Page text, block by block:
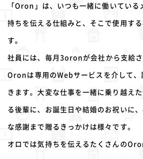
「Oron」は、いつも一緒に働いている
持ちを伝える仕組みと、そこで使用す
す。
社員には、毎月3oronが会社から支給
Oronは専用のWebサービスを介して、
きます。大変な仕事を一緒に乗り越え
る後輩に、お誕生日や結婚のお祝いに
な感謝まで贈るきっかけは様々です。
オロでは気持ちを伝えるたくさんの